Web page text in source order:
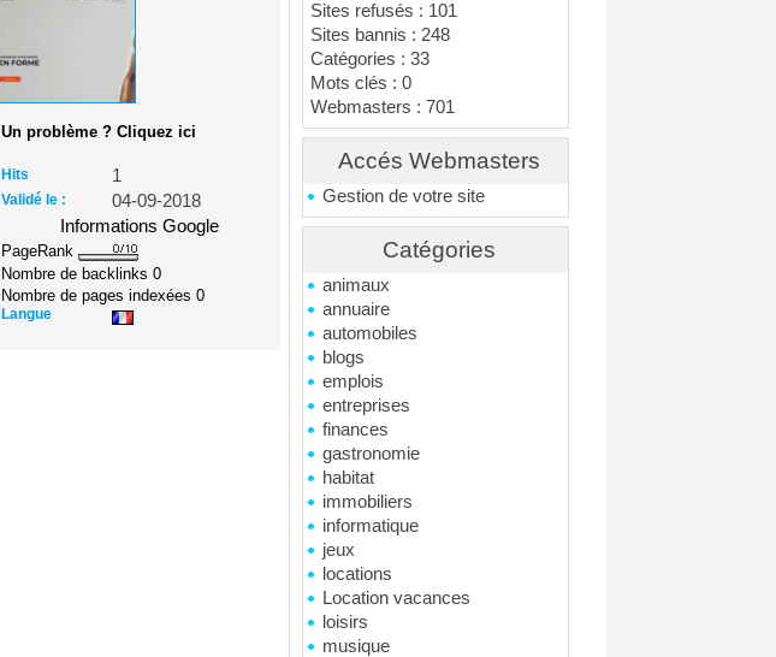
Sites refusés : 101
Sites bannis : 248
Catégories : 33
Mots clés : 0
Webmasters : 701
Accés Webmasters
Gestion de votre site
Catégories
animaux
annuaire
automobiles
blogs
emplois
entreprises
finances
gastronomie
habitat
immobiliers
informatique
jeux
locations
Location vacances
loisirs
musique
Un problème ? Cliquez ici
Hits 1
Validé le :
04-09-2018
Informations Google
PageRank
Nombre de backlinks0
Nombre de pages indexées0
Langue